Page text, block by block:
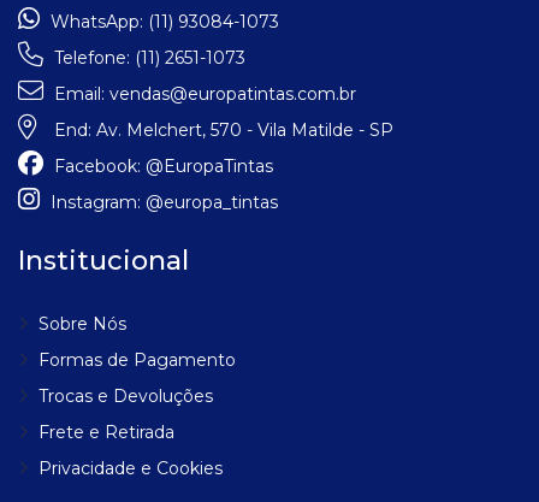
WhatsApp: (11) 93084-1073
Telefone: (11) 2651-1073
Email: vendas@europatintas.com.br
End: Av. Melchert, 570 - Vila Matilde - SP
Facebook: @EuropaTintas
Instagram: @europa_tintas
Institucional
Sobre Nós
Formas de Pagamento
Trocas e Devoluções
Frete e Retirada
Privacidade e Cookies